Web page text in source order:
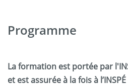
Programme
La formation est portée par
et est assurée à la fois à